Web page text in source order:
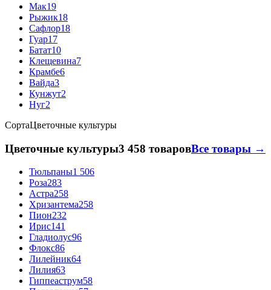
Мак19
Рыжик18
Сафлор18
Гуар17
Батат10
Клещевина7
Крамбе6
Вайда3
Кунжут2
Нуг2
СортаЦветочные культуры
Цветочные культуры3 458 товаровВсе товары →
Тюльпаны1 506
Роза283
Астра258
Хризантема258
Пион232
Ирис141
Гладиолус96
Флокс86
Лилейник64
Лилия63
Гиппеаструм58